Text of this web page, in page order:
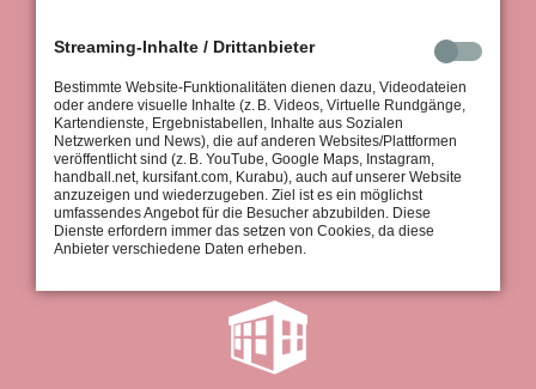
Geschäftsstelle:
Tel.: 0711 / 97 661-0
Fax: 0711 / 97 661-30
info@tus-stuttgart.de
Streaming-Inhalte / Drittanbieter
Bestimmte Website-Funktionalitäten dienen dazu, Videodateien
oder andere visuelle Inhalte (z. B. Videos, Virtuelle Rundgänge,
Kartendienste, Ergebnistabellen, Inhalte aus Sozialen
Netzwerken und News), die auf anderen Websites/Plattformen
veröffentlicht sind (z. B. YouTube, Google Maps, Instagram,
handball.net, kursifant.com, Kurabu), auch auf unserer Website
anzuzeigen und wiederzugeben. Ziel ist es ein möglichst
umfassendes Angebot für die Besucher abzubilden. Diese
Dienste erfordern immer das setzen von Cookies, da diese
Anbieter verschiedene Daten erheben.